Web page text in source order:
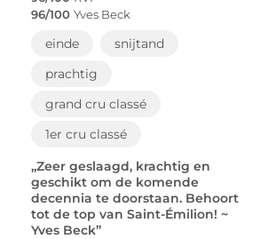
96/100 Yves Beck
einde
snijtand
prachtig
grand cru classé
1er cru classé
„Zeer geslaagd, krachtig en
geschikt om de komende
decennia te doorstaan. Behoort
tot de top van Saint-Émilion! ~
Yves Beck”